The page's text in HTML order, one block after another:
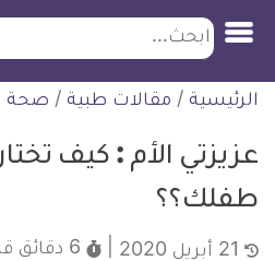
التخطي
للمحتوى
ابحث
الرئيسية / مقالات طبية / صحة
عزيزتي الأم : كيف
طفلك؟؟
6 دقائق